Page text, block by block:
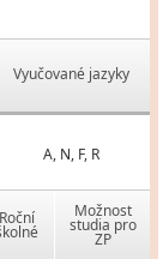
Vyučované jazyky
A, N, F, R
Roční Možnost
studia pro
ZP